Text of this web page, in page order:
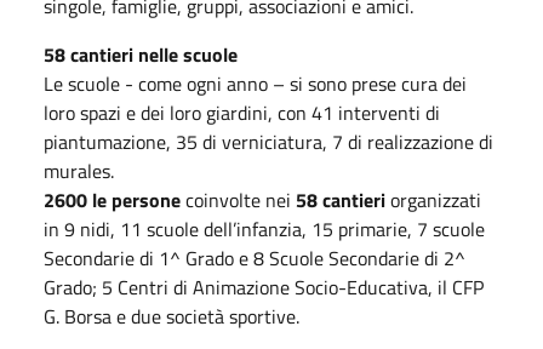
singole, famiglie, gruppi, associazioni e amici.
58 cantieri nelle scuole
Le scuole - come ogni anno – si sono prese cura dei
loro spazi e dei loro giardini, con 41 interventi di
piantumazione, 35 di verniciatura, 7 di realizzazione di
murales.
2600 le personecoinvolte nei 58 cantieriorganizzati
in 9 nidi, 11 scuole dell’infanzia, 15 primarie, 7 scuole
Secondarie di 1^ Grado e 8 Scuole Secondarie di 2^
Grado; 5 Centri di Animazione Socio-Educativa, il CFP
G. Borsa e due società sportive.